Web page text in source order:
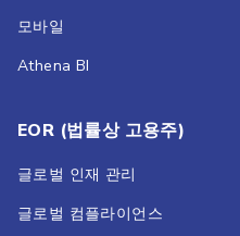
모바일
Athena BI
EOR (법률상 고용주)
글로벌 인재 관리
글로벌 컴플라이언스